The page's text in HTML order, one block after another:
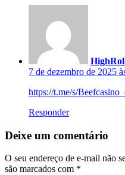
7 de dezembro de 2025
https://t.me/s/
Responder
Deixe um comentário
O seu endereço de e-mail não
são marcados com *